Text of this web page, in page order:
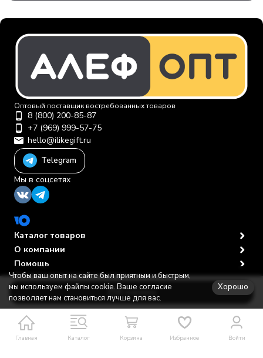
В корзину
Главная Каталог Корзина Избранное Войти
Оптовый поставщик востребованных товаров
8 (800) 200-85-87
+7 (969) 999-57-75
hello@ilikegift.ru
Telegram
Мы в соцсетях
Каталог товаров
О компании
Помощь
Политика персональных данных
© 2012-2026 ООО "Первая торговая компания"
Чтобы ваш опыт на сайте был приятным и быстрым,
мы используем файлы cookie. Ваше согласие
позволяет нам становиться лучше для вас.
Хорошо